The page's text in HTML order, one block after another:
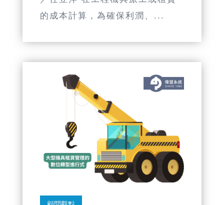
的成本計算，為確保利潤、...